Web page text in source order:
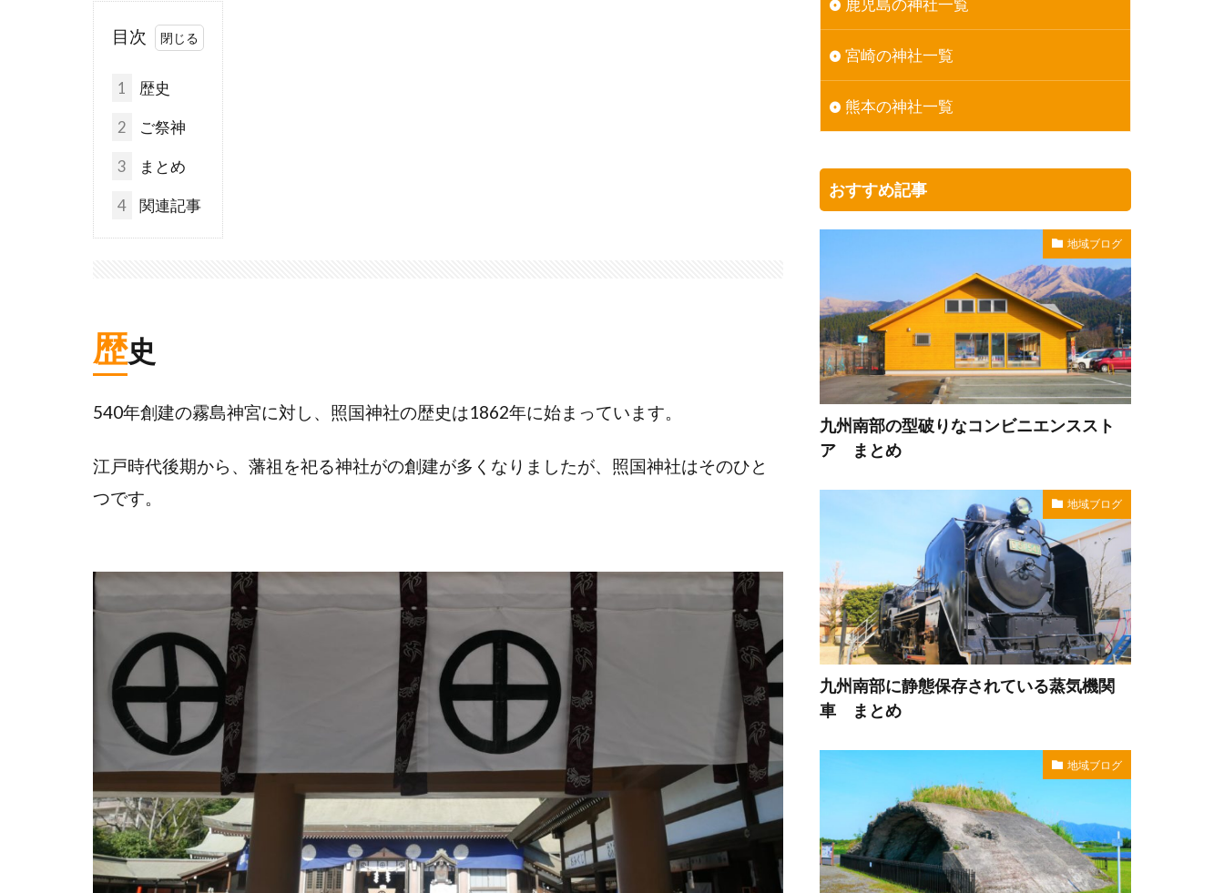
目次
1 歴史
2 ご祭神
3 まとめ
4 関連記事
歴史
540年創建の霧島神宮に対し、照国神社の歴史は1862年に始まっています。
江戸時代後期から、藩祖を祀る神社がの創建が多くなりましたが、照国神社はそのひと
つです。
宮崎の神社一覧
熊本の神社一覧
おすすめ記事
地域ブログ
九州南部の型破りなコンビニエンススト
ア まとめ
地域ブログ
九州南部に静態保存されている蒸気機関
車 まとめ
地域ブログ